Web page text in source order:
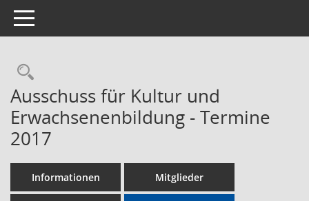
Toggle navigation
Rechercheauswahl
Ausschuss für Kultur und
Erwachsenenbildung - Termine
2017
Informationen Mitglieder